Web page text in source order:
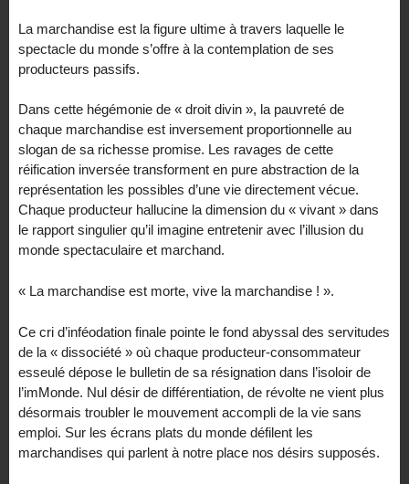
La marchandise est la figure ultime à travers laquelle le
spectacle du monde s’offre à la contemplation de ses
producteurs passifs.
Dans cette hégémonie de « droit divin », la pauvreté de
chaque marchandise est inversement proportionnelle au
slogan de sa richesse promise. Les ravages de cette
réification inversée transforment en pure abstraction de la
représentation les possibles d’une vie directement vécue.
Chaque producteur hallucine la dimension du « vivant » dans
le rapport singulier qu’il imagine entretenir avec l’illusion du
monde spectaculaire et marchand.
« La marchandise est morte, vive la marchandise ! ».
Ce cri d’inféodation finale pointe le fond abyssal des servitudes
de la « dissociété » où chaque producteur-consommateur
esseulé dépose le bulletin de sa résignation dans l’isoloir de
l’imMonde. Nul désir de différentiation, de révolte ne vient plus
désormais troubler le mouvement accompli de la vie sans
emploi. Sur les écrans plats du monde défilent les
marchandises qui parlent à notre place nos désirs supposés.